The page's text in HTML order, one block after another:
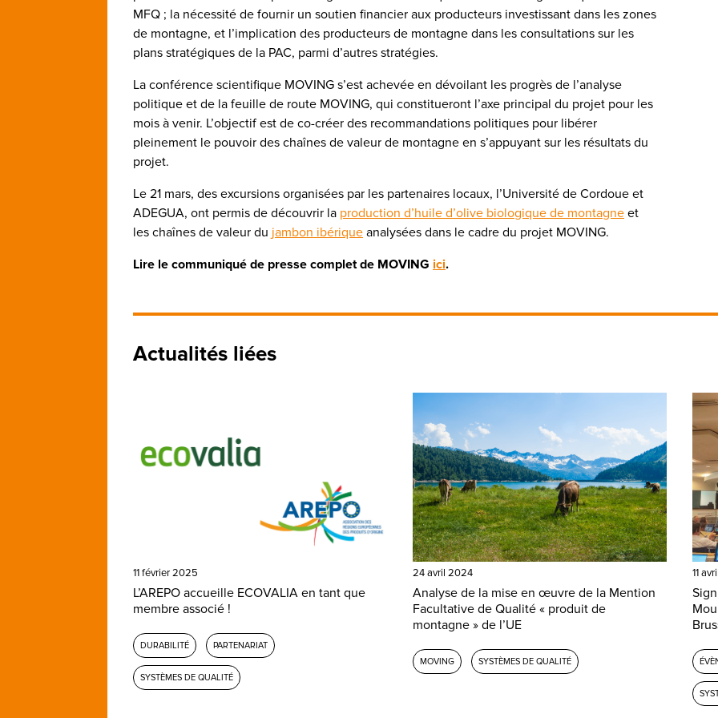
MFQ ; la nécessité de fournir un soutien financier aux producteurs investissant dans les zones
de montagne, et l’implication des producteurs de montagne dans les consultations sur les
plans stratégiques de la PAC, parmi d’autres stratégies.
La conférence scientifique MOVING s’est achevée en dévoilant les progrès de l’analyse
politique et de la feuille de route MOVING, qui constitueront l’axe principal du projet pour les
mois à venir. L’objectif est de co-créer des recommandations politiques pour libérer
pleinement le pouvoir des chaînes de valeur de montagne en s’appuyant sur les résultats du
projet.
Le 21 mars, des excursions organisées par les partenaires locaux, l’Université de Cordoue et
ADEGUA, ont permis de découvrir la production d’huile d’olive biologique de montagne et
les chaînes de valeur du jambon ibérique analysées dans le cadre du projet MOVING.
Lire le communiqué de presse complet de MOVING ici.
Actualités liées
11 février 2025
L’AREPO accueille ECOVALIA en tant que
membre associé !
DURABILITÉ PARTENARIAT
SYSTÈMES DE QUALITÉ
24 avril 2024
Analyse de la mise en œuvre de la Mention
Facultative de Qualité « produit de
montagne » de l’UE
MOVING SYSTÈMES DE QUALITÉ
11